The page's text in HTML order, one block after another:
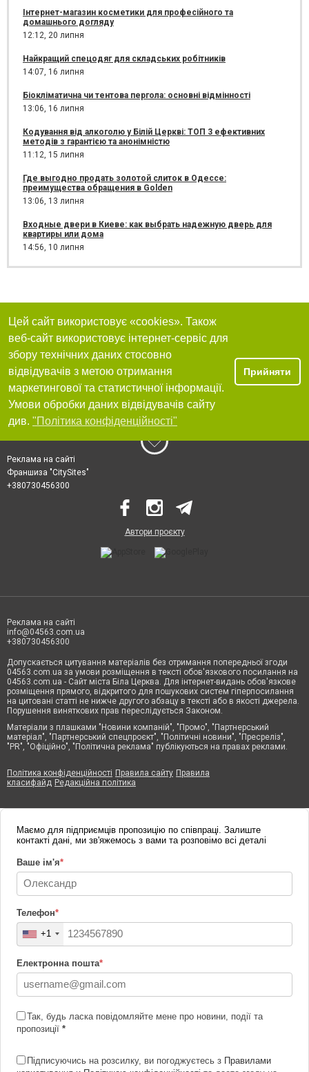
Інтернет-магазин косметики для професійного та
домашнього догляду
12:12, 20 липня
Найкращий спецодяг для складських робітників
14:07, 16 липня
Біокліматична чи тентова пергола: основні відмінності
13:06, 16 липня
Кодування від алкоголю у Білій Церкві: ТОП 3 ефективних
методів з гарантією та анонімністю
11:12, 15 липня
Где выгодно продать золотой слиток в Одессе:
преимущества обращения в Golden
13:06, 13 липня
Входные двери в Киеве: как выбрать надежную дверь для
квартиры или дома
14:56, 10 липня
Цей сайт використовує «cookies». Також
веб-сайт використовує інтернет-сервіс для
збору технічних даних стосовно
відвідувачів з метою отримання
маркетингової та статистичної інформації.
Умови обробки даних відвідувачів сайту
див. "Політика конфіденційності"
Прийняти
Реклама на сайті
Франшиза "CitySites"
+380730456300
Автори проєкту
Реклама на сайті
info@04563.com.ua
+380730456300
Допускається цитування матеріалів без отримання попередньої згоди
04563.com.ua за умови розміщення в тексті обов'язкового посилання на
04563.com.ua - Сайт міста Біла Церква. Для інтернет-видань обов'язкове
розміщення прямого, відкритого для пошукових систем гіперпосилання
на цитовані статті не нижче другого абзацу в тексті або в якості джерела.
Порушення виняткових прав переслідується Законом.
Матеріали з плашками "Новини компаній", "Промо", "Партнерський
матеріал", "Партнерський спецпроєкт", "Політичні новини", "Пресреліз",
"PR", "Офіційно", "Політична реклама" публікуються на правах реклами.
Політика конфіденційності Правила сайту Правила
класифайд Редакційна політика
Маємо для підприємців пропозицію по співпраці. Залиште
контакті дані, ми зв'яжемось з вами та розповімо всі деталі
Ваше ім'я*
Телефон*
+1
Електронна пошта*
Так, будь ласка повідомляйте мене про новини, події та
пропозиції *
Підписуючись на розсилку, ви погоджуєтесь з Правилами